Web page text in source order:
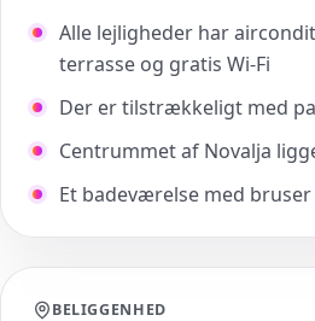
Alle lejligheder har
terrasse og gratis Wi-Fi
Der er tilstrækkeligt med
Centrummet af Novalja
Et badeværelse med bruser
BELIGGENHED